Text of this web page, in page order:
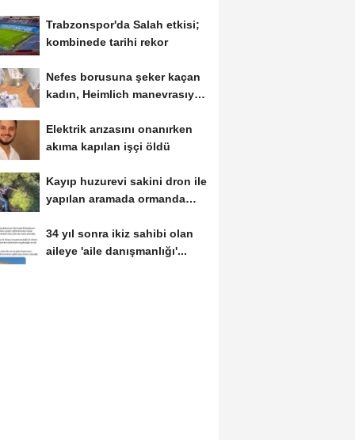
Trabzonspor'da Salah etkisi;
kombinede tarihi rekor
Nefes borusuna şeker kaçan
kadın, Heimlich manevrasıyla
Elektrik arızasını onanırken
akıma kapılan işçi öldü
Kayıp huzurevi sakini dron ile
yapılan aramada ormanda
34 yıl sonra ikiz sahibi olan
aileye 'aile danışmanlığı'...